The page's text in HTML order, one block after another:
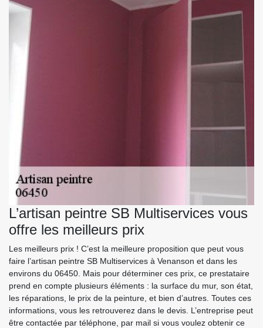
L’artisan peintre SB Multiservices vous
offre les meilleurs prix
Les meilleurs prix ! C’est la meilleure proposition que peut vous
faire l’artisan peintre SB Multiservices à Venanson et dans les
environs du 06450. Mais pour déterminer ces prix, ce prestataire
prend en compte plusieurs éléments : la surface du mur, son état,
les réparations, le prix de la peinture, et bien d’autres. Toutes ces
informations, vous les retrouverez dans le devis. L’entreprise peut
être contactée par téléphone, par mail si vous voulez obtenir ce